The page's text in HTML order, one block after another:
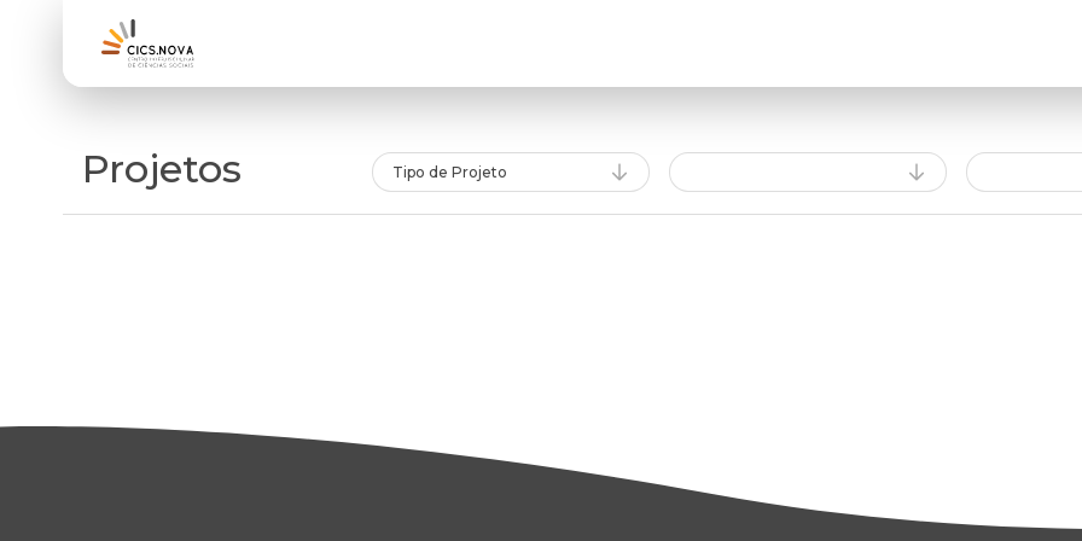
Projetos Tipo de Projeto